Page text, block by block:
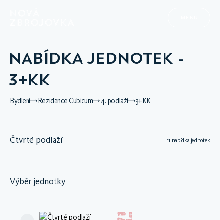
NABÍDKA JEDNOTEK -
3+KK
Bydlení Rezidence Cubicum 4. podlaží 3+KK
Čtvrté podlaží 11 nabídka jednotek
Výběr jednotky